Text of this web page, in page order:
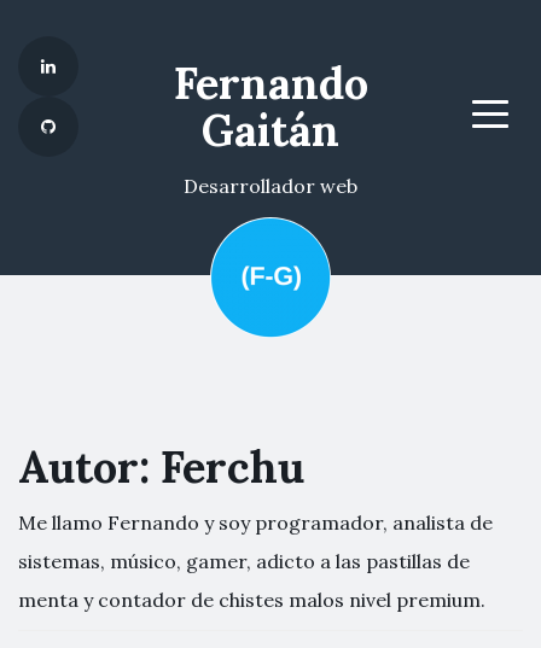
Fernando
Gaitán
Desarrollador web
Menu
Autor: Ferchu
Me llamo Fernando y soy programador, analista de
sistemas, músico, gamer, adicto a las pastillas de
menta y contador de chistes malos nivel premium.